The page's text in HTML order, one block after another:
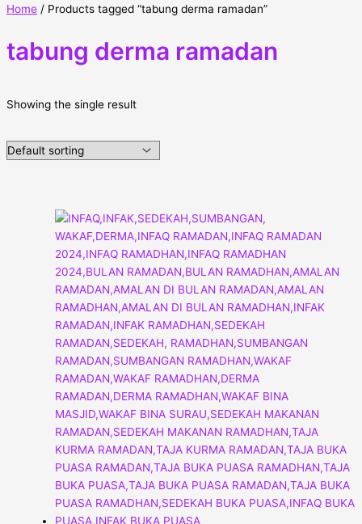
Home / Products tagged “tabung derma ramadan”
tabung derma ramadan
Showing the single result